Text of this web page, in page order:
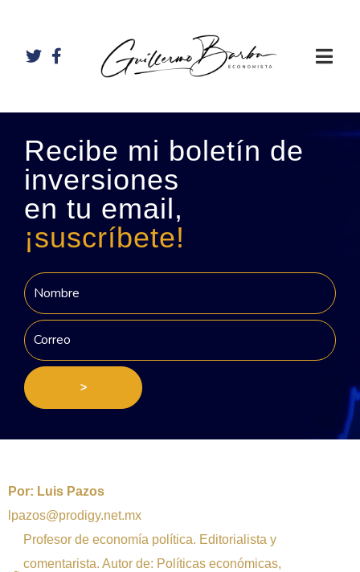
Recibe mi boletín de
inversiones
en tu email,
¡suscríbete!
>
Por: Luis Pazos
lpazos@prodigy.net.mx
Profesor de economía política. Editorialista y
comentarista. Autor de: Políticas económicas,